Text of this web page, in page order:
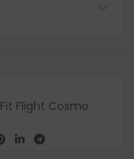
Fit Flight Cosmo